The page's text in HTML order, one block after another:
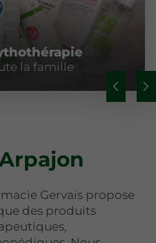
la famille
Gervais propose
des produits